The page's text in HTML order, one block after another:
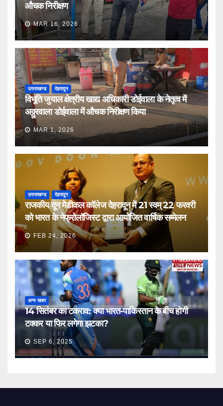
औचक निरीक्षण
MAR 16, 2026
उत्तराखण्ड देहरादून
विभूति जुयाल क्षेत्रीय खाद्य अधिकारी डोईवाला के नेतृत्व में
अठ्ठुरवाला डोईवाला में औचक निरीक्षण किया
MAR 1, 2026
उत्तराखण्ड देहरादून
राजकीय दून मेडीकल कॉलेज देहरादून में 21 स्वम् 22 फरवरी
को भारत के नेफ्रोलॉजिस्ट द्वारा आयोजित वार्षिक सम्मेलन
FEB 24, 2026
अन्य खबर
14 सितंबर का टकराव: क्या भारत-पाकिस्तान के बीच होगी
टक्कर या फिर लगेगा झटका?
SEP 6, 2025